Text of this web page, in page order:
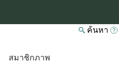
ค้นหา
สมาชิกภาพ